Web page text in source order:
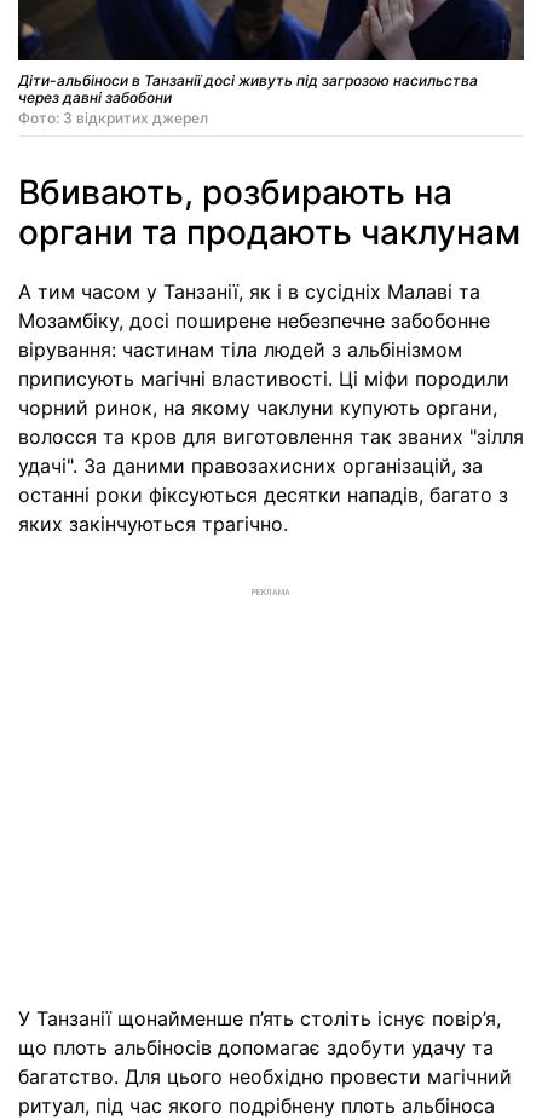
Діти-альбіноси в Танзанії досі живуть під загрозою насильства
через давні забобони
Фото: З відкритих джерел
Вбивають, розбирають на
органи та продають чаклунам
А тим часом у Танзанії, як і в сусідніх Малаві та
Мозамбіку, досі поширене небезпечне забобонне
вірування: частинам тіла людей з альбінізмом
приписують магічні властивості. Ці міфи породили
чорний ринок, на якому чаклуни купують органи,
волосся та кров для виготовлення так званих "зілля
удачі". За даними правозахисних організацій, за
останні роки фіксуються десятки нападів, багато з
яких закінчуються трагічно.
РЕКЛАМА
У Танзанії щонайменше п’ять століть існує повір’я,
що плоть альбіносів допомагає здобути удачу та
багатство. Для цього необхідно провести магічний
ритуал, під час якого подрібнену плоть альбіноса